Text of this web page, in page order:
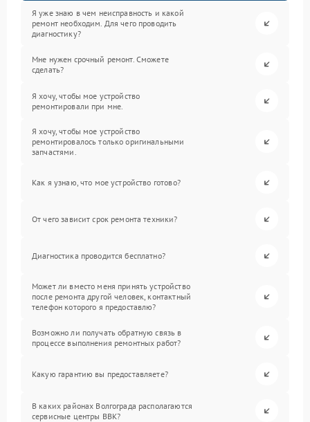
Я уже знаю в чем неисправность и какой
ремонт необходим. Для чего проводить
диагностику?
Мне нужен срочный ремонт. Сможете
сделать?
Я хочу, чтобы мое устройство
ремонтировали при мне.
Я хочу, чтобы мое устройство
ремонтировалось только оригинальными
запчастями.
Как я узнаю, что мое устройство готово?
От чего зависит срок ремонта техники?
Диагностика проводится бесплатно?
Может ли вместо меня принять устройство
после ремонта другой человек, контактный
телефон которого я предоставлю?
Возможно ли получать обратную связь в
процессе выполнения ремонтных работ?
Какую гарантию вы предоставляете?
В каких районах Волгограда располагаются
сервисные центры BBK?